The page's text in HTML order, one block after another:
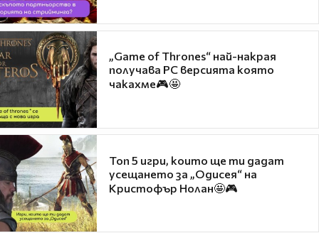
„Game of Thrones“ най-накрая
получава PC версията която
чакахме🎮🤩
Топ 5 игри, които ще ти дадат
усещането за „Одисея“ на
Кристофър Нолан🤩🎮